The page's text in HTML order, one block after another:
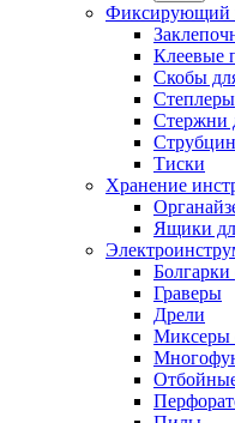
Фиксирующий
Клеевые
Скобы
Степлеры
Стержни
Тиски
Хранение
Ящики
Граверы
Дрели
Миксеры